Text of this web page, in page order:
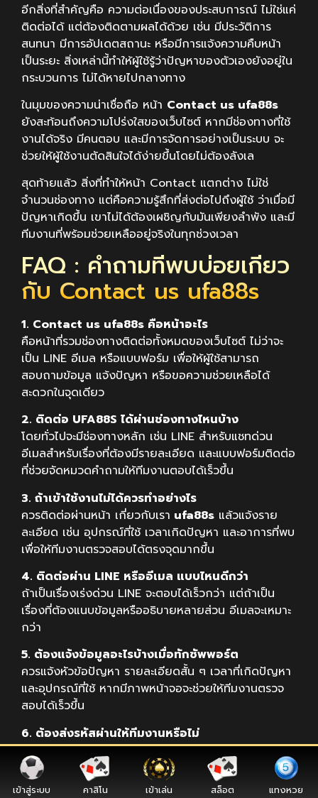
อีกสิ่งที่สำคัญคือ ความต่อเนื่องของประสบการณ์ ไม่ใช่แค่
ติดต่อได้ แต่ต้องติดตามผลได้ด้วย เช่น มีประวัติการ
สนทนา มีการอัปเดตสถานะ หรือมีการแจ้งความคืบหน้า
เป็นระยะ สิ่งเหล่านี้ทำให้ผู้ใช้รู้ว่าปัญหาของตัวเองยังอยู่ใน
กระบวนการ ไม่ได้หายไปกลางทาง
ในมุมของความน่าเชื่อถือ หน้า Contact us ufa88s
ยังสะท้อนถึงความโปร่งใสของเว็บไซต์ หากมีช่องทางที่ใช้
งานได้จริง มีคนตอบ และมีการจัดการอย่างเป็นระบบ จะ
ช่วยให้ผู้ใช้งานตัดสินใจได้ง่ายขึ้นโดยไม่ต้องลังเล
สุดท้ายแล้ว สิ่งที่ทำให้หน้า Contact แตกต่าง ไม่ใช่
จำนวนช่องทาง แต่คือความรู้สึกที่ส่งต่อไปถึงผู้ใช้ ว่าเมื่อมี
ปัญหาเกิดขึ้น เขาไม่ได้ต้องเผชิญกับมันเพียงลำพัง และมี
ทีมงานที่พร้อมช่วยเหลืออยู่จริงในทุกช่วงเวลา
FAQ : คำถามที่พบบ่อยเกี่ยว
กับ Contact us ufa88s
1. Contact us ufa88s คือหน้าอะไร
คือหน้าที่รวมช่องทางติดต่อทั้งหมดของเว็บไซต์ ไม่ว่าจะ
เป็น LINE อีเมล หรือแบบฟอร์ม เพื่อให้ผู้ใช้สามารถ
สอบถามข้อมูล แจ้งปัญหา หรือขอความช่วยเหลือได้
สะดวกในจุดเดียว
2. ติดต่อ UFA88S ได้ผ่านช่องทางไหนบ้าง
โดยทั่วไปจะมีช่องทางหลัก เช่น LINE สำหรับแชทด่วน
อีเมลสำหรับเรื่องที่ต้องมีรายละเอียด และแบบฟอร์มติดต่อ
ที่ช่วยจัดหมวดคำถามให้ทีมงานตอบได้เร็วขึ้น
3. ถ้าเข้าใช้งานไม่ได้ควรทำอย่างไร
ควรติดต่อผ่านหน้า เกี่ยวกับเรา ufa88s แล้วแจ้งราย
ละเอียด เช่น อุปกรณ์ที่ใช้ เวลาเกิดปัญหา และอาการที่พบ
เพื่อให้ทีมงานตรวจสอบได้ตรงจุดมากขึ้น
4. ติดต่อผ่าน LINE หรืออีเมล แบบไหนดีกว่า
ถ้าเป็นเรื่องเร่งด่วน LINE จะตอบได้เร็วกว่า แต่ถ้าเป็น
เรื่องที่ต้องแนบข้อมูลหรืออธิบายหลายส่วน อีเมลจะเหมาะ
กว่า
5. ต้องแจ้งข้อมูลอะไรบ้างเมื่อทักซัพพอร์ต
ควรแจ้งหัวข้อปัญหา รายละเอียดสั้น ๆ เวลาที่เกิดปัญหา
และอุปกรณ์ที่ใช้ หากมีภาพหน้าจอจะช่วยให้ทีมงานตรวจ
สอบได้เร็วขึ้น
6. ต้องส่งรหัสผ่านให้ทีมงานหรือไม่
ไม่ควรส่งรหัสผ่าน รหัส OTP หรือข้อมูลลับใด ๆ ผ่านแชท
เพราะซัพพอร์ตที่ดีจะไม่ขอข้อมูลเหล่านี้
7. ใช้เวลานานแค่ไหนกว่าจะได้รับคำตอบ
เข้าสู่ระบบ คาสิโน เข้าเล่น สล็อต แทงหวย